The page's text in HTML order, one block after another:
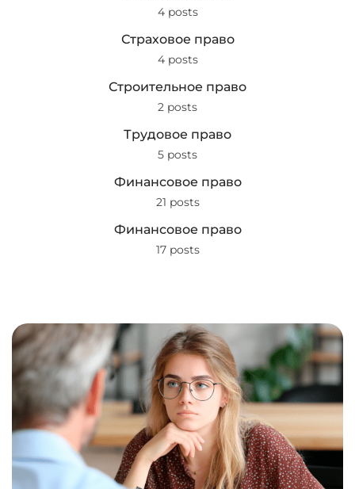
4 posts
Страховое право
4 posts
Строительное право
2 posts
Трудовое право
5 posts
Финансовое право
21 posts
Финансовое право
17 posts